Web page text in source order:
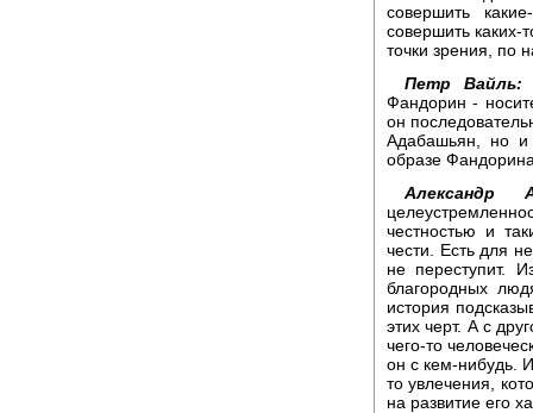
совершить
совершить каких-
точки зрения, по
Петр Вайль:
Фандорин -
он
Адабашьян, но и
образе
Александр
честностью и
чести. Есть для
не переступит.
благородных
история
этих черт. А с
чего-то
он с кем-нибудь.
то увлечения,
на развитие его